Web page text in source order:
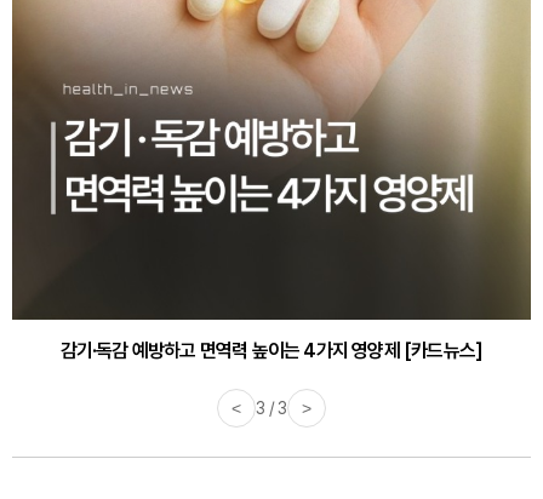
감기·독감 예방하고 면역력 높이는 4가지 영양제 [카드뉴스]
< 3 / 3 >